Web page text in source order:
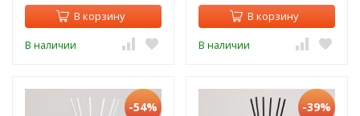
В корзину
В наличии
В корзину
В наличии
-54% -39%